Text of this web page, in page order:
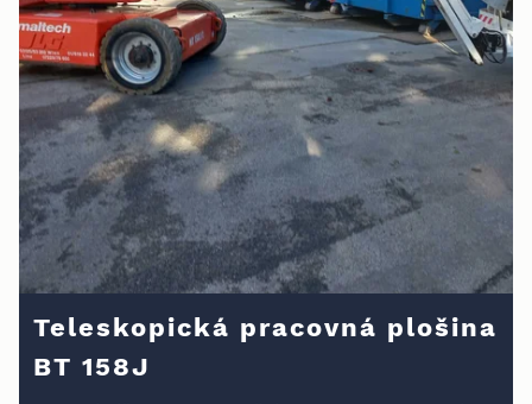
Teleskopická pracovná plošina
BT 158J